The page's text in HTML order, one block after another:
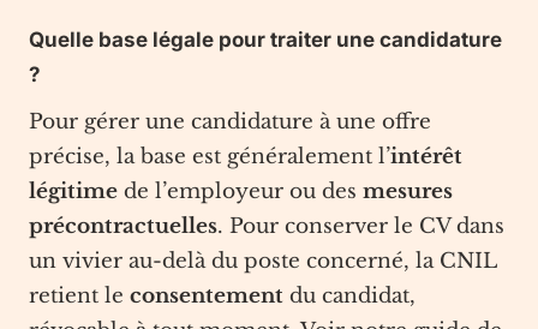
Quelle base légale pour traiter une candidature
?
Pour gérer une candidature à une offre
précise, la base est généralement l’intérêt
légitime de l’employeur ou des mesures
précontractuelles. Pour conserver le CV dans
un vivier au-delà du poste concerné, la CNIL
retient le consentement du candidat,